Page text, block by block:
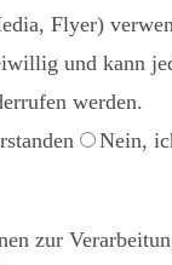
Flyer)
und kann
werden.
Nein,
zur